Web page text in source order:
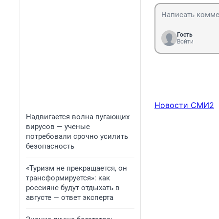
Надвигается волна пугающих
вирусов — ученые
потребовали срочно усилить
безопасность
«Туризм не прекращается, он
трансформируется»: как
россияне будут отдыхать в
августе — ответ эксперта
Гость
Войти
Новости СМИ2